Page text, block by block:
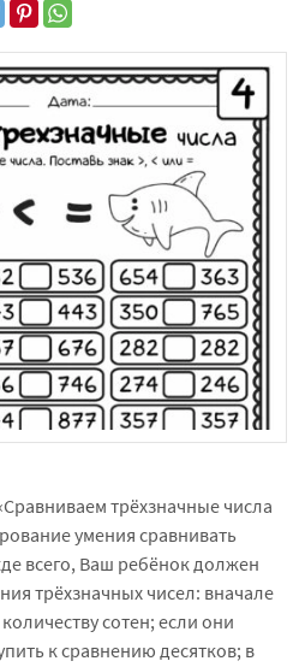
трёхзначные числа
умения сравнивать
всего, Ваш ребёнок должен
трёхзначных чисел: вначале
сотен; если они
к сравнению десятков; в